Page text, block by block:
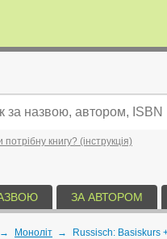
потрібну книгу? (інструкція)
ЗА АВТОРОМ
→ Моноліт → Russisch: Basiskurs